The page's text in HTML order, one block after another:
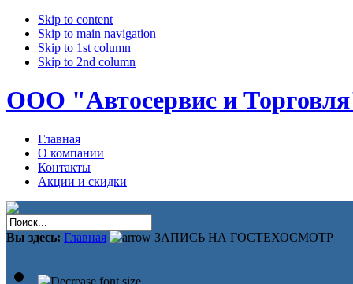
Skip to content
Skip to main navigation
Skip to 1st column
Skip to 2nd column
ООО "Автосервис и
Главная
О компании
Контакты
Акции и скидки
Вы здесь: Главная ЗАПИСЬ НА ГОСТЕХОСМОТР